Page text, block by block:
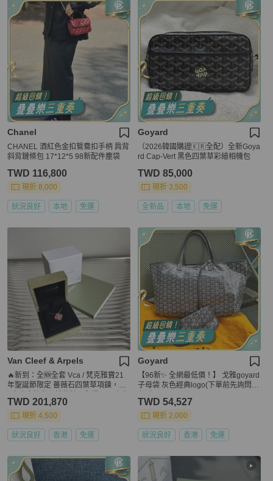
Chanel
CHANEL 酒紅色金扣鴛鴦扣手柄 肩背
斜背鏈條包 17*12*5 98新配件塵袋
TWD 116,800
現折 8,000
狀況良好 本地 免運
Goyard
（2026韓國購證🇰🇷全配）全新Goya
rd Cap-Vert 黑色四葉草彩繪相機包
TWD 85,000
現折 3,500
全新品 本地 免運
Van Cleef & Arpels
🔥新到：全🆕全套 Vca / 梵克雅寶21
年聖誕節限定 薔薇石四葉草項鍊，18
粉色超溫柔，搭配鑽石點綴更顯高貴
TWD 201,870
現折 4,500
狀況良好 香港 免運
Goyard
【96新✨ 全網最低價！】 戈雅goyard
子母袋 灰色經典logo(下單前先詢問庫
TWD 54,527
現折 2,000
狀況良好 香港 免運